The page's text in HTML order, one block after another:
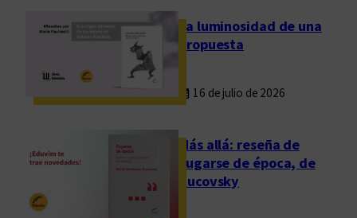
La luminosidad de una
propuesta
16 de julio de 2026
Más allá: reseña de
Fugarse de época, de
Rucovsky